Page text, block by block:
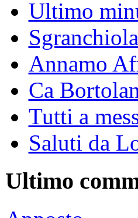
Ultimo
Annamo
Ca
Tutti a
Saluti da
Ultimo